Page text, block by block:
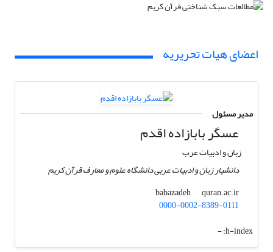
اعضای هیات تحریریه
مدیر مسئول
عسگر بابازاده اقدم
زبان و ادبیات عرب
دانشیار زبان و ادبیات عربی دانشگاه علوم و معارف قرآن کریم
babazadeh
quran.ac.ir
0000-0002-8389-0111
h-index:
-